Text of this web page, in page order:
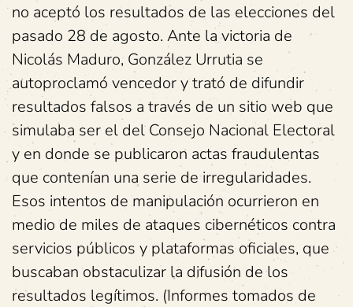
no aceptó los resultados de las elecciones del
pasado 28 de agosto. Ante la victoria de
Nicolás Maduro, González Urrutia se
autoproclamó vencedor y trató de difundir
resultados falsos a través de un sitio web que
simulaba ser el del Consejo Nacional Electoral
y en donde se publicaron actas fraudulentas
que contenían una serie de irregularidades.
Esos intentos de manipulación ocurrieron en
medio de miles de ataques cibernéticos contra
servicios públicos y plataformas oficiales, que
buscaban obstaculizar la difusión de los
resultados legítimos. (Informes tomados de